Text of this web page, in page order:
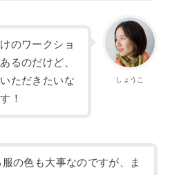
しょうこ
のワークショ
るのだけど、
ただきたいな
！
の色も大事なのですが、ま